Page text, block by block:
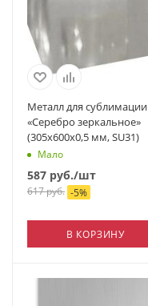
Металл для сублимации
«Серебро зеркальное»
(305х600х0,5 мм, SU31)
Мало
587 руб./шт
617руб. -5%
В КОРЗИНУ